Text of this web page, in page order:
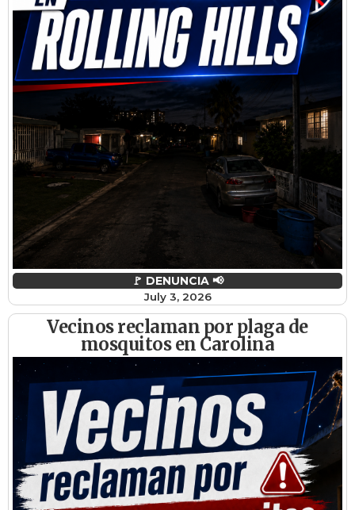
🚩 DENUNCIA 📢
July 3, 2026
Vecinos reclaman por plaga de
mosquitos en Carolina